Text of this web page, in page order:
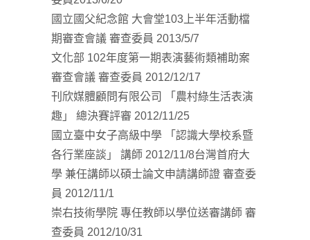
國立國父紀念館 大會堂103上半年活動檔
期審查會議 審查委員 2013/5/7
文化部 102年度第一期表演藝術類補助案
審查會議 審查委員 2012/12/17
刊欣媒體顧問有限公司 「農村綠生活表演
趣」 總決賽評審 2012/11/25
國立臺中女子高級中學 「認識大學校系暨
各行業座談」 講師 2012/11/8台灣首府大
學 兼任講師以碩士論文申請講師證 審查委
員 2012/11/1
崇右技術學院 專任教師以學位送審講師 審
查委員 2012/10/31